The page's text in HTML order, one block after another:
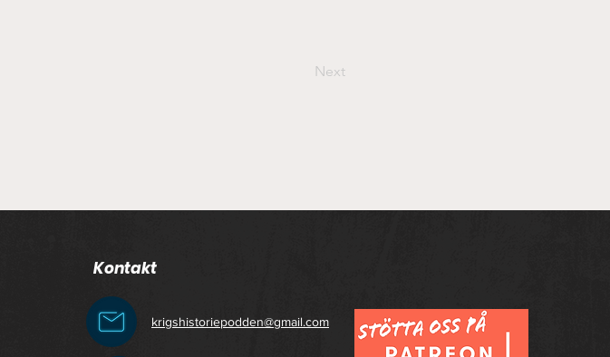
Next
Kontakt
krigshistoriepodden@gmail.com